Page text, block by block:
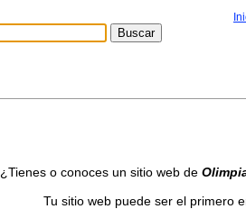
¿Tienes o conoces un sitio web de
Tu sitio web puede ser el primero